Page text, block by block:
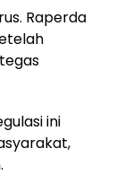
Raperda
ini